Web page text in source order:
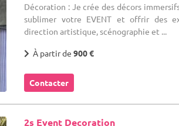
Décoration : Je crée des décors
sublimer votre EVENT et offrir des
direction artistique, scénographie et ...
À partir de900 €
Contacter
2s Event Decoration